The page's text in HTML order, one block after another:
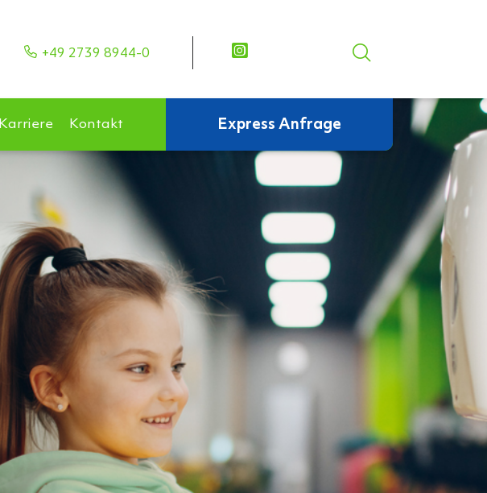
+49 2739 8944-0
Karriere Kontakt Express Anfrage